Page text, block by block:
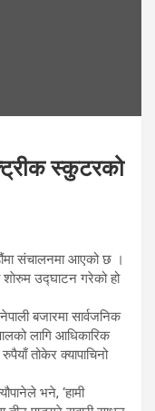
स्कुटरको
संचालनमा आएको छ ।
शाेरुम उद्घाटन गरेको हो
बजारमा सार्वजनिक
लागि आधिकारिक
तोकेर क्यापाचिनो
भने, ‘हामी